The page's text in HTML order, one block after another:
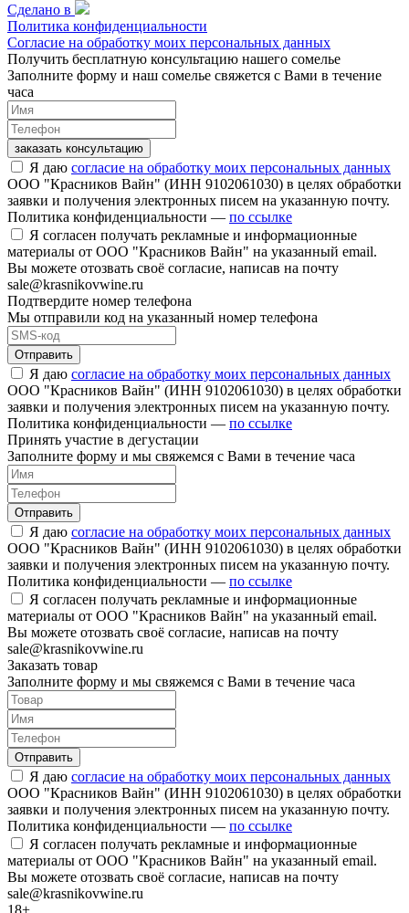
Сделано в
Политика конфиденциальности
Согласие на обработку моих персональных данных
Получить бесплатную консультацию нашего сомелье
Заполните форму и наш сомелье свяжется с Вами в течение
часа
заказать консультацию
Я даю согласие на обработку моих персональных данных
ООО "Красников Вайн" (ИНН 9102061030) в целях обработки
заявки и получения электронных писем на указанную почту.
Политика конфиденциальности — по ссылке
Я согласен получать рекламные и информационные
материалы от ООО "Красников Вайн" на указанный email.
Вы можете отозвать своё согласие, написав на почту
sale@krasnikovwine.ru
Подтвердите номер телефона
Мы отправили код на указанный номер телефона
Отправить
Я даю согласие на обработку моих персональных данных
ООО "Красников Вайн" (ИНН 9102061030) в целях обработки
заявки и получения электронных писем на указанную почту.
Политика конфиденциальности — по ссылке
Принять участие в дегустации
Заполните форму и мы свяжемся с Вами в течение часа
Отправить
Я даю согласие на обработку моих персональных данных
ООО "Красников Вайн" (ИНН 9102061030) в целях обработки
заявки и получения электронных писем на указанную почту.
Политика конфиденциальности — по ссылке
Я согласен получать рекламные и информационные
материалы от ООО "Красников Вайн" на указанный email.
Вы можете отозвать своё согласие, написав на почту
sale@krasnikovwine.ru
Заказать товар
Заполните форму и мы свяжемся с Вами в течение часа
Отправить
Я даю согласие на обработку моих персональных данных
ООО "Красников Вайн" (ИНН 9102061030) в целях обработки
заявки и получения электронных писем на указанную почту.
Политика конфиденциальности — по ссылке
Я согласен получать рекламные и информационные
материалы от ООО "Красников Вайн" на указанный email.
Вы можете отозвать своё согласие, написав на почту
sale@krasnikovwine.ru
18+